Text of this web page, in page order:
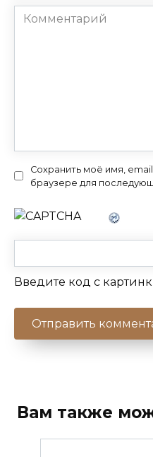
Комментарий
Сохранить моё имя,
браузере для
Введите код с
Вам также